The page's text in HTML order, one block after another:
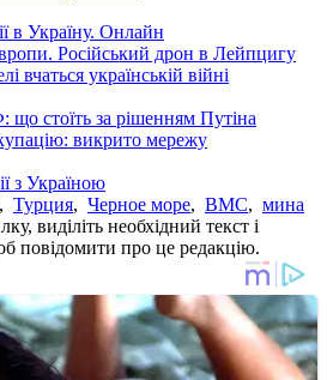
в Україну. Онлайн
Російський дрон в Лейпцигу
вчаться українській війні
що стоїть за рішенням Путіна
викрито мережу
з Україною
, Турция, Черное море, ВМС, мина
виділіть необхідний текст і
повідомити про це редакцію.